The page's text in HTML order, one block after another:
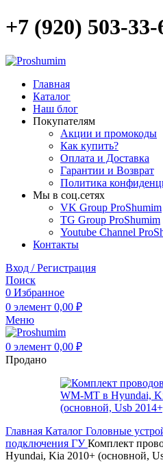
+7 (920) 503-33-
Главная
Каталог
Наш блог
Покупателям
Акции и промокоды
Как купить?
Оплата и Доставка
Гарантии и Возврат
Политика
Мы в соц.сетях
VK Group ProShumim
TG Group ProShumim
Youtube Channel
Контакты
Вход / Регистрация
Поиск
0 Избранное
0 элемент 0,00 ₽
Меню
0 элемент 0,00 ₽
Продано
Главная Каталог Головные
подключения ГУКомплект
Hyundai, Kia 2010+ (основной,